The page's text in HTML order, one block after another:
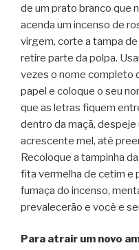
de um prato branco que
acenda um incenso de
virgem, corte a tampa
retire parte da polpa.
vezes o nome completo
papel e coloque o seu
que as letras fiquem
dentro da maçã, despeje
acrescente mel, até
Recoloque a tampinha
fita vermelha de cetim e
fumaça do incenso,
prevalecerão e você e
Para atrair um novo